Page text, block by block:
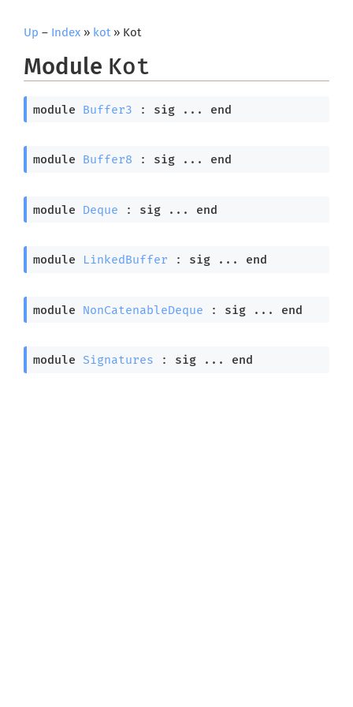
Up – Index » kot» Kot
Module Kot
module Buffer3 : sig ... end
module Buffer8 : sig ... end
module Deque : sig ... end
module LinkedBuffer : sig ... end
module NonCatenableDeque : sig ... end
module Signatures : sig ... end